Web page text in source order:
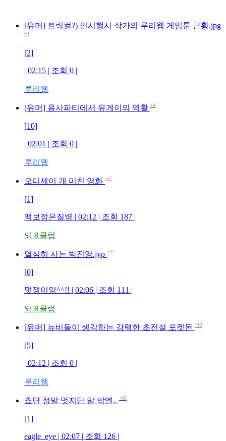
[유머] 트릭컬?) 인시행시 작가의 루리웹 게임툰 근황.jpg
+3
[2]
| 02:15 | 조회 0 |
루리웹
[유머] 용사파티에서 유게이의 역활 +4
[10]
| 02:01 | 조회 0 |
루리웹
오디세이 개 미친 영화 +37
[1]
떡보정은질병 | 02:12 | 조회 187 |
SLR클럽
열심히 사는 박진영.jyp +37
[0]
멋쟁이양^^!! | 02:06 | 조회 111 |
SLR클럽
[유머] 뉴비들이 생각하는 강력한 초전설 포켓몬 +13
[5]
| 02:12 | 조회 0 |
루리웹
쵸단 정말 멋지단 말 밖엔.. +42
[1]
eagle_eye | 02:07 | 조회 126 |